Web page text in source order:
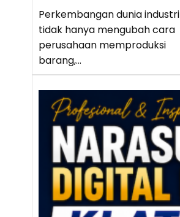
Perkembangan dunia industri
tidak hanya mengubah cara
perusahaan memproduksi
barang,…